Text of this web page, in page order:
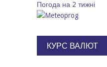
Погода на 2 тижні
КУРС ВАЛЮТ